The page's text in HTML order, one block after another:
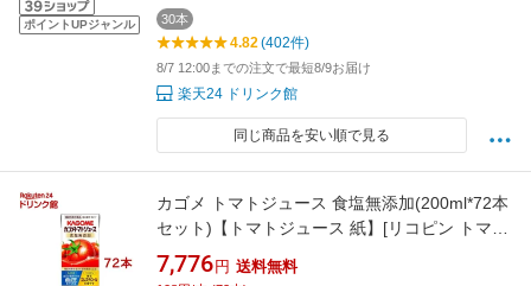
ポイントUPジャンル 30本
4.82(402件)
8/7 12:00までの注文で最短8/9お届け
楽天24 ドリンク館
同じ商品を安い順で見る
カゴメ トマトジュース 食塩無添加(200ml*72本
セット)【トマトジュース 紙】[リコピン トマト
100％ 紙パック 食塩不使用]
7,776 円 送料無料